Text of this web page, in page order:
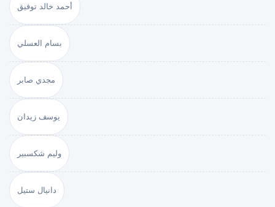
أحمد خالد توفيق
بسام العسلي
مجدي صابر
يوسف زيدان
وليم شكسبير
دانيال ستيل